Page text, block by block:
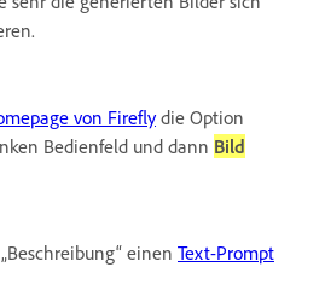
von Fireflydie Option
Bedienfeld und dann Bild
einen Text-Prompt